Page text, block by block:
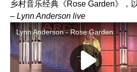
乡村音乐经典《Rose Garden》，
– Lynn Anderson live